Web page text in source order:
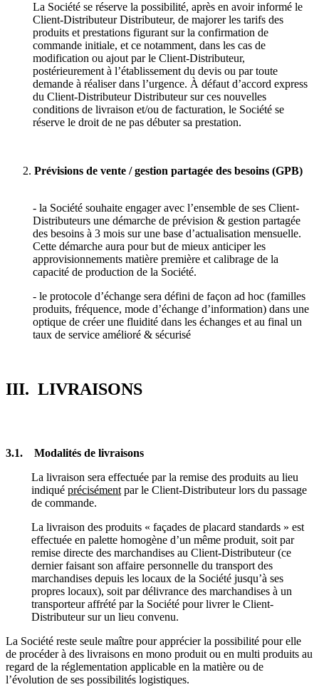
La Société se réserve la possibilité, après en avoir informé le
Client-Distributeur Distributeur, de majorer les tarifs des
produits et prestations figurant sur la confirmation de
commande initiale, et ce notamment, dans les cas de
modification ou ajout par le Client-Distributeur,
postérieurement à l’établissement du devis ou par toute
demande à réaliser dans l’urgence. À défaut d’accord express
du Client-Distributeur Distributeur sur ces nouvelles
conditions de livraison et/ou de facturation, le Société se
réserve le droit de ne pas débuter sa prestation.
Prévisions de vente / gestion partagée des besoins (GPB)
- la Société souhaite engager avec l’ensemble de ses Client-
Distributeurs une démarche de prévision & gestion partagée
des besoins à 3 mois sur une base d’actualisation mensuelle.
Cette démarche aura pour but de mieux anticiper les
approvisionnements matière première et calibrage de la
capacité de production de la Société.
- le protocole d’échange sera défini de façon ad hoc (familles
produits, fréquence, mode d’échange d’information) dans une
optique de créer une fluidité dans les échanges et au final un
taux de service amélioré & sécurisé
III. LIVRAISONS
3.1. Modalités de livraisons
La livraison sera effectuée par la remise des produits au lieu
indiqué précisément par le Client-Distributeur lors du passage
de commande.
La livraison des produits « façades de placard standards » est
effectuée en palette homogène d’un même produit, soit par
remise directe des marchandises au Client-Distributeur (ce
dernier faisant son affaire personnelle du transport des
marchandises depuis les locaux de la Société jusqu’à ses
propres locaux), soit par délivrance des marchandises à un
transporteur affrété par la Société pour livrer le Client-
Distributeur sur un lieu convenu.
La Société reste seule maître pour apprécier la possibilité pour elle
de procéder à des livraisons en mono produit ou en multi produits au
regard de la réglementation applicable en la matière ou de
l’évolution de ses possibilités logistiques.